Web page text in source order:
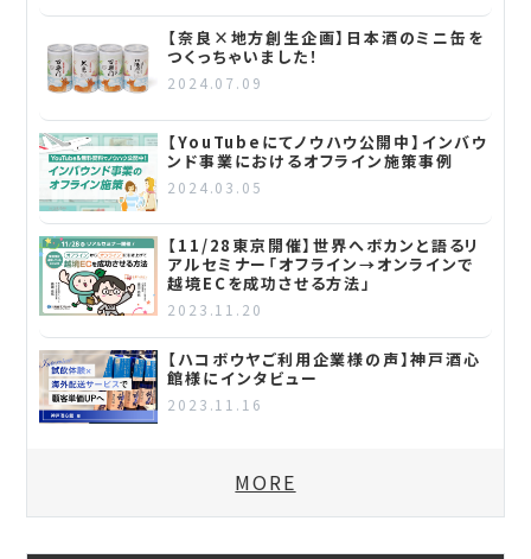
【奈良×地方創生企画】日本酒のミニ缶を
つくっちゃいました！
2024.07.09
【YouTubeにてノウハウ公開中】インバウ
ンド事業におけるオフライン施策事例
2024.03.05
【11/28東京開催】世界へボカンと語るリ
アルセミナー「オフライン→オンラインで
越境ECを成功させる方法」
2023.11.20
【ハコボウヤご利用企業様の声】神戸酒心
館様にインタビュー
2023.11.16
MORE